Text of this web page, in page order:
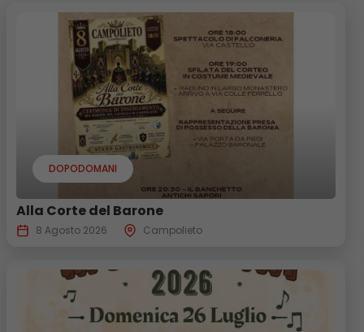
DOPODOMANI
Alla Corte del Barone
8 Agosto 2026 Campolieto